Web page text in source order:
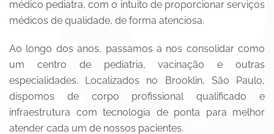
médico pediatra, com o intuito de proporcionar serviços
médicos de qualidade, de forma atenciosa.
Ao longo dos anos, passamos a nos consolidar como
um centro de pediatria, vacinação e outras
especialidades. Localizados no Brooklin, São Paulo,
dispomos de corpo profissional qualificado e
infraestrutura com tecnologia de ponta para melhor
atender cada um de nossos pacientes.